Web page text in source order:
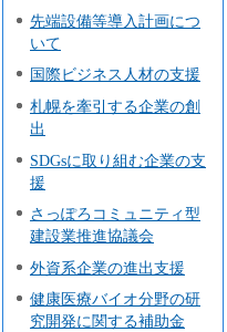
先端設備等導入計画につ
いて
国際ビジネス人材の支援
札幌を牽引する企業の創
出
SDGsに取り組む企業の支
援
さっぽろコミュニティ型
建設業推進協議会
外資系企業の進出支援
健康医療バイオ分野の研
究開発に関する補助金